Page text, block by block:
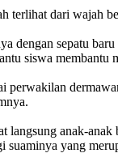
terlihat dari wajah
dengan sepatu
siswa membantu
perwakilan
anak-
suaminya yang